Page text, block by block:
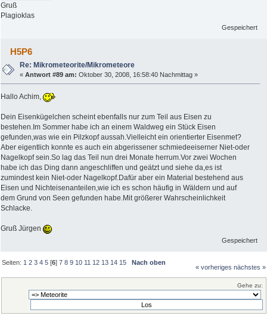
Gruß
Plagioklas
Gespeichert
H5P6
Re: Mikrometeorite/Mikrometeore
«Antwort #89 am: Oktober 30, 2008, 16:58:40 Nachmittag »
Hallo Achim,
Dein Eisenkügelchen scheint ebenfalls nur zum Teil aus Eisen zu
bestehen.Im Sommer habe ich an einem Waldweg ein Stück Eisen
gefunden,was wie ein Pilzkopf aussah.Vielleicht ein orientierter Eisenmet?
Aber eigentlich konnte es auch ein abgerissener schmiedeeiserner Niet-oder
Nagelkopf sein.So lag das Teil nun drei Monate herrum.Vor zwei Wochen
habe ich das Ding dann angeschliffen und geätzt und siehe da,es ist
zumindest kein Niet-oder Nagelkopf.Dafür aber ein Material bestehend aus
Eisen und Nichteisenanteilen,wie ich es schon häufig in Wäldern und auf
dem Grund von Seen gefunden habe.Mit größerer Wahrscheinlichkeit
Schlacke.
Gruß Jürgen
Gespeichert
Seiten: 1 2 3 4 5 [6]7 8 9 10 11 12 13 14 15 Nach oben
« vorheriges nächstes »
Gehe zu: